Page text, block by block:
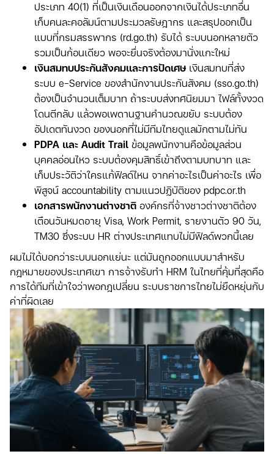
ประเภท 40(1) ที่เป็นเงินเดือนออกจากเงินได้ประเภทอื่น
เก็บคนละคอลัมน์ตามประมวลรัษฎากร และสรุปออกเป็น
แบบที่กรมสรรพากร (rd.go.th) รับได้ ระบบนอกหลายตัว
รวมเป็นก้อนเดียว พอจะยื่นจริงต้องมานั่งแกะใหม่
เงินสมทบประกันสังคมและการปัดเศษ เงินสมทบที่ส่ง
ระบบ e-Service ของสำนักงานประกันสังคม (sso.go.th)
ต้องเป็นจำนวนเต็มบาท ถ้าระบบส่งทศนิยมมา ไฟล์ทั้งงวด
โดนตีกลับ แล้วพอเพดานฐานคำนวณขยับ ระบบต้อง
อัปเดตทันงวด ของนอกที่ไม่มีทีมไทยดูแลมักตามไม่ทัน
PDPA และ Audit Trail ข้อมูลพนักงานคือข้อมูลส่วน
บุคคลอ่อนไหว ระบบต้องคุมสิทธิ์เข้าถึงตามบทบาท และ
เก็บประวัติว่าใครแก้ฟิลด์ไหน จากค่าอะไรเป็นค่าอะไร เพื่อ
พิสูจน์ accountability ตามแนวปฏิบัติของ pdpc.or.th
เอกสารพนักงานต่างชาติ องค์กรที่จ้างชาวต่างชาติต้อง
เตือนวันหมดอายุ Visa, Work Permit, รายงานตัว 90 วัน,
TM30 ซึ่งระบบ HR ต่างประเทศแทบไม่มีฟิลด์พวกนี้เลย
ผมไม่ได้บอกว่าระบบนอกแย่นะ แต่มันถูกออกแบบมาสำหรับ
กฎหมายของประเทศเขา การจ้างรับทำ HRM ในไทยที่คุ้มที่สุดคือ
การได้ทีมที่เข้าใจว่าพอกฎเปลี่ยน ระบบราชการไทยไม่ยืดหยุ่นกับ
ค่าที่ผิดเลย